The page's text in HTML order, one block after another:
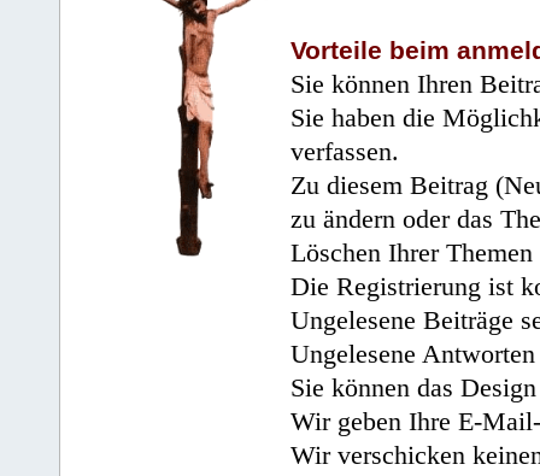
Vorteile beim
Sie können Ihren
Sie haben die
verfassen.
Zu diesem Beitrag
zu ändern oder das
Löschen Ihrer
Die Registrierung ist
Ungelesene Beiträge
Ungelesene
Sie können das
Wir geben Ihre E-
Wir verschicken